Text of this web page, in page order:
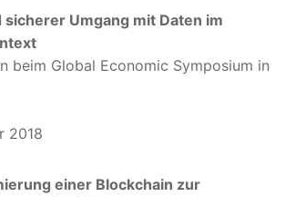
sicherer Umgang mit Daten im
beim Global Economic Symposium in
2018
einer Blockchain zur